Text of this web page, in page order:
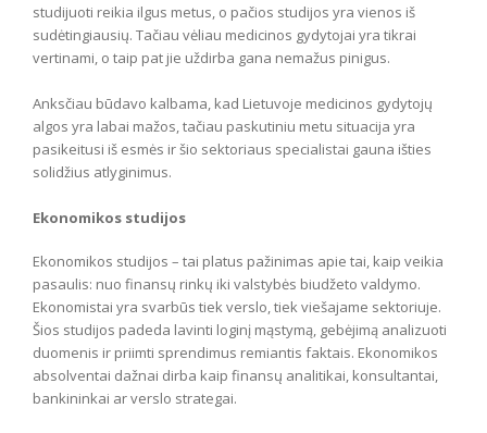
studijuoti reikia ilgus metus, o pačios studijos yra vienos iš
sudėtingiausių. Tačiau vėliau medicinos gydytojai yra tikrai
vertinami, o taip pat jie uždirba gana nemažus pinigus.
Anksčiau būdavo kalbama, kad Lietuvoje medicinos gydytojų
algos yra labai mažos, tačiau paskutiniu metu situacija yra
pasikeitusi iš esmės ir šio sektoriaus specialistai gauna išties
solidžius atlyginimus.
Ekonomikos studijos
Ekonomikos studijos – tai platus pažinimas apie tai, kaip veikia
pasaulis: nuo finansų rinkų iki valstybės biudžeto valdymo.
Ekonomistai yra svarbūs tiek verslo, tiek viešajame sektoriuje.
Šios studijos padeda lavinti loginį mąstymą, gebėjimą analizuoti
duomenis ir priimti sprendimus remiantis faktais. Ekonomikos
absolventai dažnai dirba kaip finansų analitikai, konsultantai,
bankininkai ar verslo strategai.